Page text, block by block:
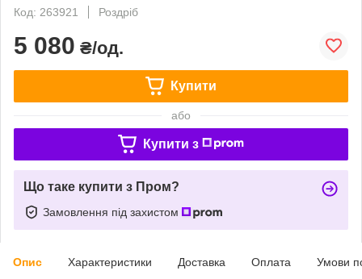
Код: 263921
Роздріб
5 080 ₴/од.
Купити
або
Купити з
Що таке купити з Пром?
Замовлення під захистом
Опис Характеристики Доставка Оплата Умови